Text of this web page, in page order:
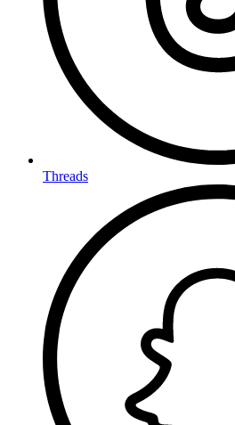
Threads